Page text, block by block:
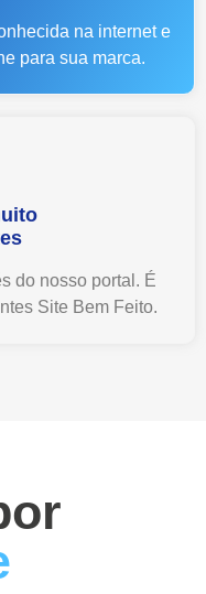
na internet e
para sua marca.
do nosso portal. É
Site Bem Feito.